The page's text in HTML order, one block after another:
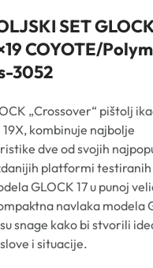
SET
COYOTE/
3052
„Crossover“ pištolj
19X, kombinuje najbolje
dve od svojih
platformi testiranih
GLOCK 17 u punoj
navlaka modela
snage kako bi stvorili
i situacije.